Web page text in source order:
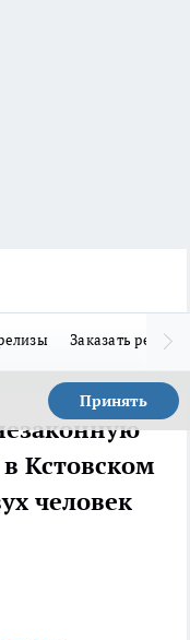
Заказать
Принять
Кстовском
человек